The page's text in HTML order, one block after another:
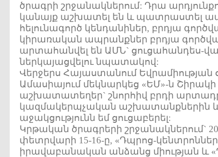
ծրագրի շրջանակներում: Դրա
կանայք աշխատել են և պատրաստել
հելունագործ կենդանիներ, բրդյա
կիրառական ապրանքներ բրդյա
արտահանվել են ԱՄՆ` ցուցահանդես-
ներկայացվելու նպատակով:
Վերջերս Հայաստանում Եվրամիության
Ամասիայում մեկնարկեց «ԵՄ»-ն
աշխատատեղեր` շնորհիվ բրդի
կազմակերպչական աշխատանքներին
աջակցությունն եմ ցուցաբերել:
Կրթական ծրագրերի շրջանակներում`
փետրվարի 15-16-ը, «Դպրոց-
իրավաբանական անձանց միության և